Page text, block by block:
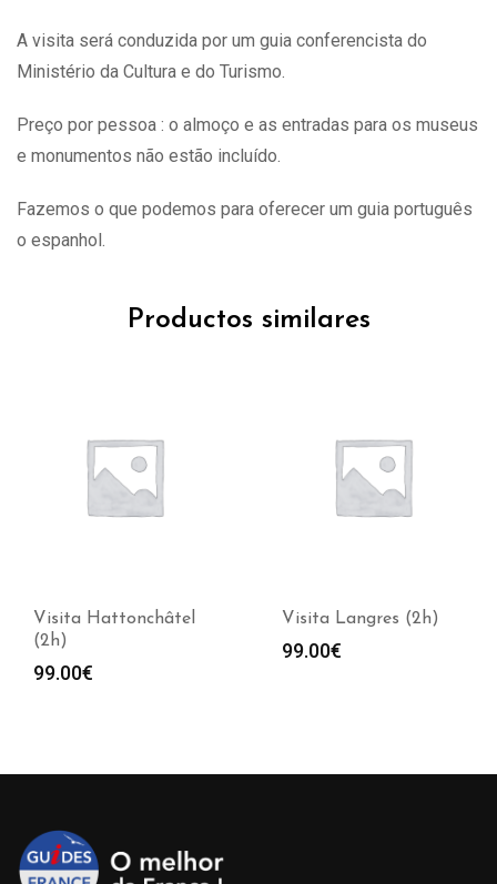
A visita será conduzida por um guia conferencista do
Ministério da Cultura e do Turismo.
Preço por pessoa : o almoço e as entradas para os museus
e monumentos não estão incluído.
Fazemos o que podemos para oferecer um guia português
o espanhol.
Productos similares
Visita Hattonchâtel
(2h)
99.00€
Visita Langres (2h)
99.00€